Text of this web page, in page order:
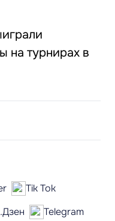
на турнирах в
Tik Tok
Telegram